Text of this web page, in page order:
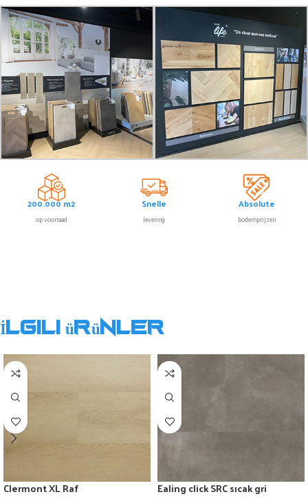
200.000 m2
op voorraad
Snelle
levering
Absolute
bodemprijzen
İlgili ürünler
Clermont XL Raf Ealing click SRC sıcak gri